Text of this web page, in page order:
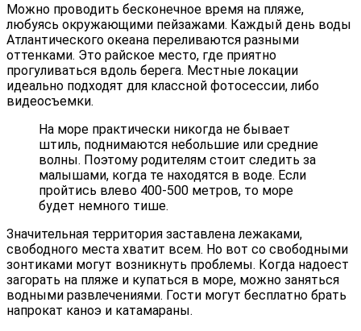
Можно проводить бесконечное время на пляже,
любуясь окружающими пейзажами. Каждый день воды
Атлантического океана переливаются разными
оттенками. Это райское место, где приятно
прогуливаться вдоль берега. Местные локации
идеально подходят для классной фотосессии, либо
видеосъемки.
На море практически никогда не бывает
штиль, поднимаются небольшие или средние
волны. Поэтому родителям стоит следить за
малышами, когда те находятся в воде. Если
пройтись влево 400-500 метров, то море
будет немного тише.
Значительная территория заставлена лежаками,
свободного места хватит всем. Но вот со свободными
зонтиками могут возникнуть проблемы. Когда надоест
загорать на пляже и купаться в море, можно заняться
водными развлечениями. Гости могут бесплатно брать
напрокат каноэ и катамараны.